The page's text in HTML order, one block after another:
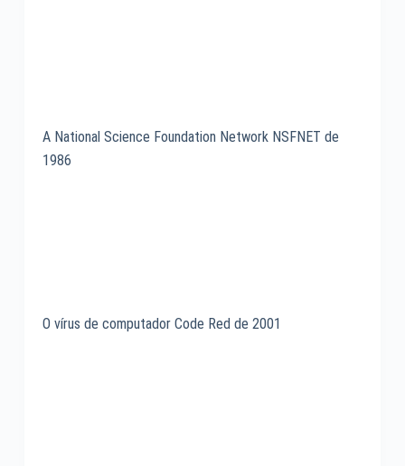
A National Science Foundation Network NSFNET de
1986
O vírus de computador Code Red de 2001